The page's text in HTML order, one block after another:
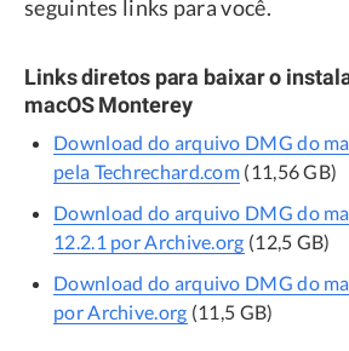
seguintes links para você.
Links diretos para baixar o
macOS Monterey
Download do arquivo DMG do
pela Techrechard.com (11,56 GB)
Download do arquivo DMG do
12.2.1 por Archive.org (12,5 GB)
Download do arquivo DMG do
por Archive.org (11,5 GB)